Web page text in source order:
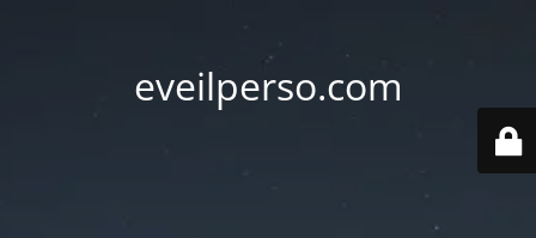
eveilperso.com